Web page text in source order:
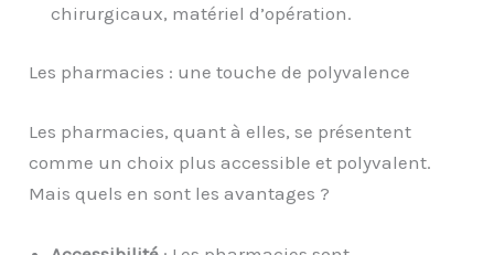
chirurgicaux, matériel d’opération.
Les pharmacies : une touche de polyvalence
Les pharmacies, quant à elles, se présentent
comme un choix plus accessible et polyvalent.
Mais quels en sont les avantages ?